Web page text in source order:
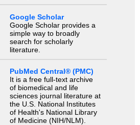
Google Scholar
Google Scholar provides a
simple way to broadly
search for scholarly
literature.
PubMed Central® (PMC)
It is a free full-text archive
of biomedical and life
sciences journal literature at
the U.S. National Institutes
of Health's National Library
of Medicine (NIH/NLM).